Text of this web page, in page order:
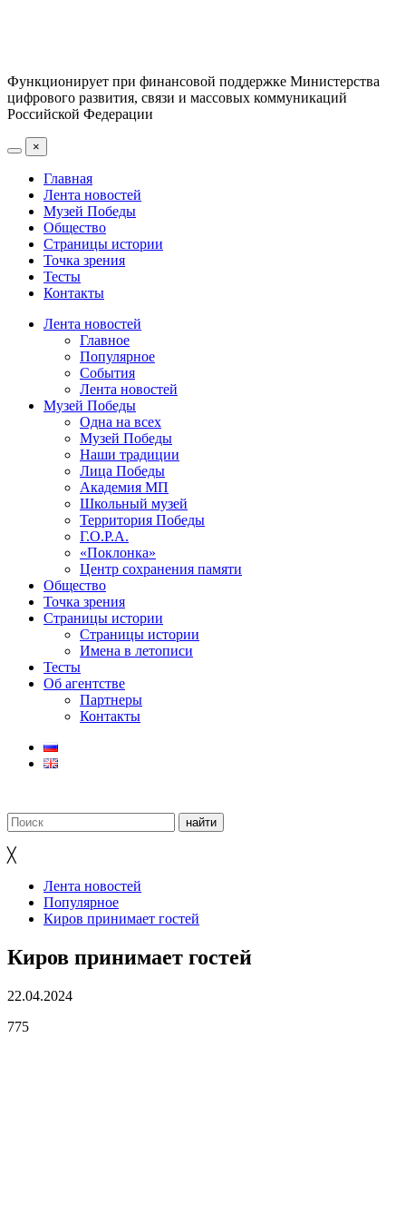
Функционирует при финансовой поддержке Министерства
цифрового развития, связи и массовых коммуникаций
Российской Федерации
×
Главная
Лента новостей
Музей Победы
Общество
Страницы истории
Точка зрения
Тесты
Контакты
Лента новостей
Главное
Популярное
События
Лента новостей
Музей Победы
Одна на всех
Музей Победы
Наши традиции
Лица Победы
Академия МП
Школьный музей
Территория Победы
Г.О.Р.А.
«Поклонка»
Центр сохранения памяти
Общество
Точка зрения
Страницы истории
Страницы истории
Имена в летописи
Тесты
Об агентстве
Партнеры
Контакты
╳
Лента новостей
Популярное
Киров принимает гостей
Киров принимает гостей
22.04.2024
775